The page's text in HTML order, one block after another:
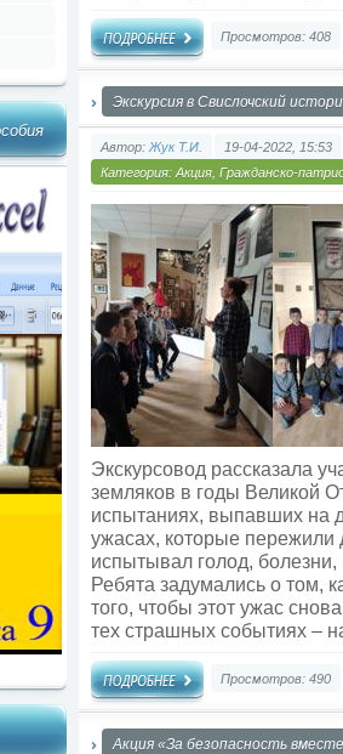
Просмотров: 408
Экскурсия в Свислочский
Автор: Жук Т.И.
19-04-2022, 15:53
Категория: Акция Гражданско-
Экскурсовод рассказала
земляков в годы Великой
испытаниях, выпавших на
ужасах, которые пережили
испытывал голод,
Ребята задумались о том,
того, чтобы этот ужас
тех страшных событиях –
Просмотров: 490
Акция «За безопасность